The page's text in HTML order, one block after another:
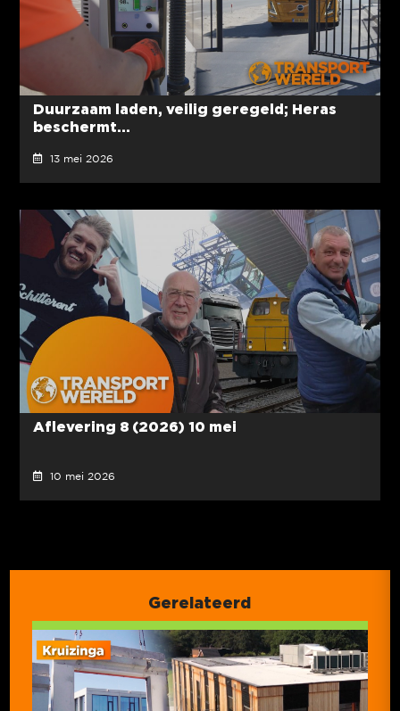
Duurzaam laden, veilig geregeld; Heras
beschermt...
13 mei 2026
Aflevering 8 (2026) 10 mei
10 mei 2026
Gerelateerd